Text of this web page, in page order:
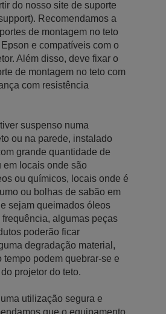
do nosso site de suporte
Recomendamos a
de montagem no teto
e compatíveis com o
Além disso, deve fixar o
de montagem no teto com
com resistência
suspenso numa
ou na parede, instalado
grande quantidade de
em locais onde são
ou químicos, locais onde é
ou bolhas de sabão em
sejam queimados óleos
algumas peças
poderão ficar
degradação material,
tempo podem quebrar-se e
projetor do teto.
utilização segura e
que o equipamento